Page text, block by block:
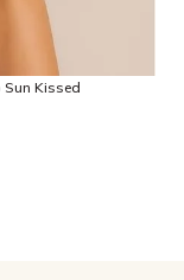
Kissed